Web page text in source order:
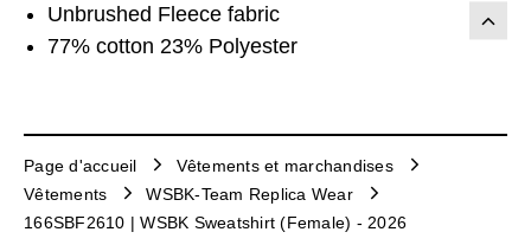
Unbrushed Fleece fabric
77% cotton 23% Polyester
Page d'accueil
Vêtements et marchandises
Vêtements
WSBK-Team Replica Wear
166SBF2610 | WSBK Sweatshirt (Female) - 2026